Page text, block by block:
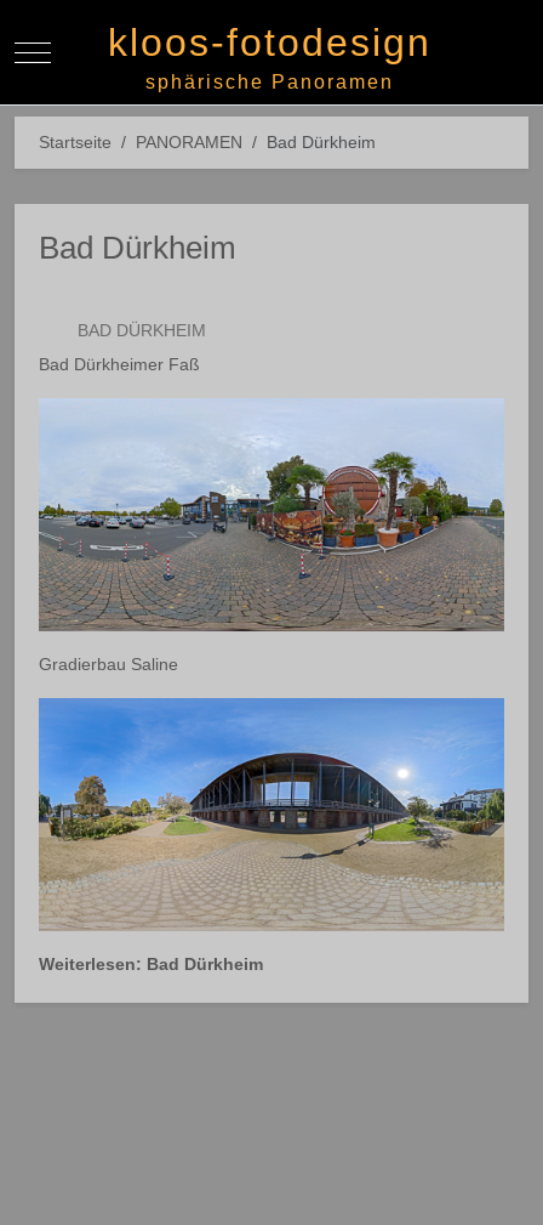
Mobile Menu Togglekloos-fotodesign
sphärische Panoramen
Startseite PANORAMEN Bad Dürkheim
Bad Dürkheim
BAD DÜRKHEIM
Bad Dürkheimer Faß
Gradierbau Saline
Weiterlesen: Bad Dürkheim